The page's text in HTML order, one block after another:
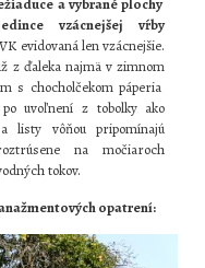
a vybrané plochy
vzácnejšej vŕby
evidovaná len vzácnejšie.
z ďaleka najmä v zimnom
s chocholčekom páperia
uvoľnení z tobolky ako
listy vôňou pripomínajú
na močiaroch
tokov.
opatrení: